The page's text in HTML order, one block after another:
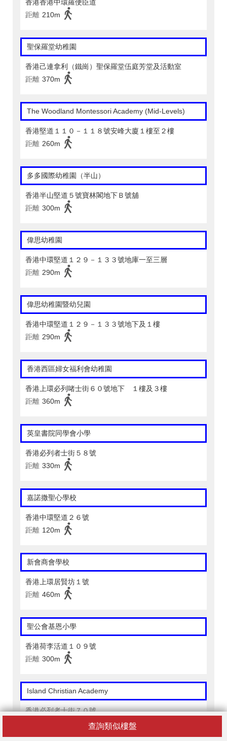
查詢類似樓盤
香港香港中環羅便臣道
距離 210m
聖保羅堂幼稚園
香港己連拿利（鐵崗）聖保羅堂伍庭芳堂及活動室
距離 370m
The Woodland Montessori Academy (Mid-Levels)
香港堅道１１０－１１８號安峰大廈１樓至２樓
距離 260m
多多國際幼稚園（半山）
香港半山堅道５號寶林閣地下Ｂ號舖
距離 300m
偉思幼稚園
香港中環堅道１２９－１３３號地庫一至三層
距離 290m
偉思幼稚園暨幼兒園
香港中環堅道１２９－１３３號地下及１樓
距離 290m
香港西區婦女福利會幼稚園
香港上環必列啫士街６０號地下 １樓及３樓
距離 360m
英皇書院同學會小學
香港必列者士街５８號
距離 330m
嘉諾撒聖心學校
香港中環堅道２６號
距離 120m
新會商會學校
香港上環居賢坊１號
距離 460m
聖公會基恩小學
香港荷李活道１０９號
距離 300m
Island Christian Academy
香港必列者士街７０號